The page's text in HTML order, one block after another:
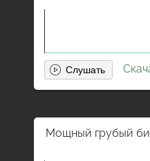
Мощный грубый